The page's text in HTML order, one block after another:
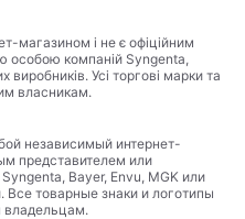
магазином і не є офіційним
особою компаній Syngenta,
Усі торгові марки та
власникам.
независимый интернет-
представителем или
Bayer, Envu, MGK или
Все товарные знаки и логотипы
владельцам.